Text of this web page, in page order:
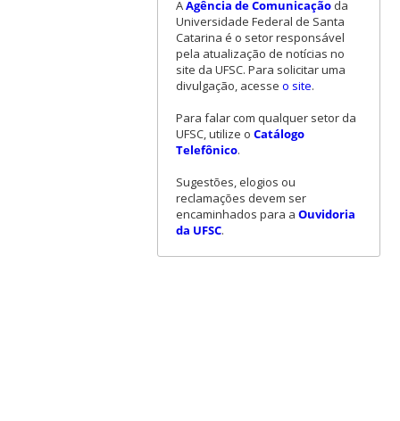
AAgência de Comunicaçãoda
Universidade Federal de Santa
Catarina é o setor responsável
pela atualização de notícias no
site da UFSC. Para solicitar uma
divulgação, acesse o site.
Para falar com qualquer setor da
UFSC, utilize o Catálogo
Telefônico.
Sugestões, elogios ou
reclamações devem ser
encaminhados para a Ouvidoria
da UFSC.